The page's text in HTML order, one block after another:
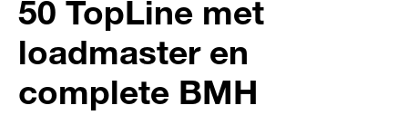
50 TopLine met
loadmaster en
complete BMH